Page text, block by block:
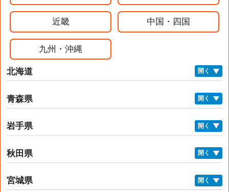
近畿 中国・四国
九州・沖縄
開く
北海道
開く
青森県
開く
岩手県
開く
秋田県
開く
宮城県